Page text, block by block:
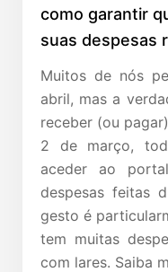
como garantir
suas despesas
Muitos de nós
abril, mas a
receber (ou
2 de março,
aceder ao
despesas feitas
gesto é
tem muitas
com lares. Saiba